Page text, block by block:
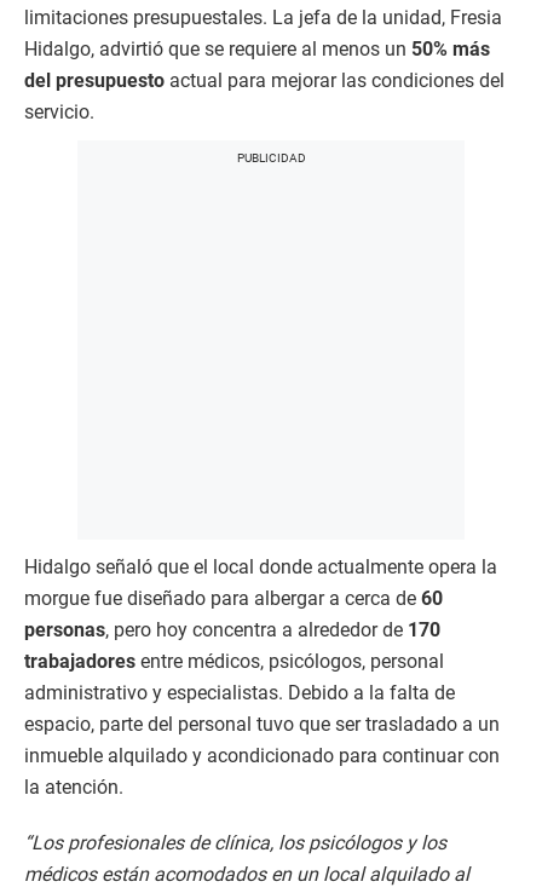
limitaciones presupuestales. La jefa de la unidad, Fresia
Hidalgo, advirtió que se requiere al menos un 50% más
del presupuesto actual para mejorar las condiciones del
servicio.
Hidalgo señaló que el local donde actualmente opera la
morgue fue diseñado para albergar a cerca de 60
personas, pero hoy concentra a alrededor de 170
trabajadores entre médicos, psicólogos, personal
administrativo y especialistas. Debido a la falta de
espacio, parte del personal tuvo que ser trasladado a un
inmueble alquilado y acondicionado para continuar con
la atención.
“Los profesionales de clínica, los psicólogos y los
médicos están acomodados en un local alquilado al